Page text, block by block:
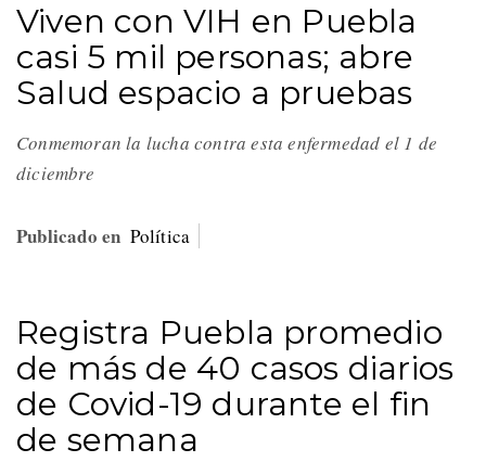
Viven con VIH en Puebla
casi 5 mil personas; abre
Salud espacio a pruebas
Conmemoran la lucha contra esta enfermedad el 1 de
diciembre
Publicado en Política
Registra Puebla promedio
de más de 40 casos diarios
de Covid-19 durante el fin
de semana